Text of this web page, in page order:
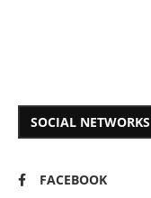
SOCIAL NETWORKS
FACEBOOK